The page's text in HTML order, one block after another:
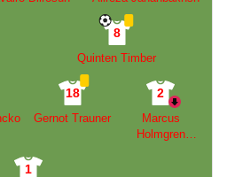
8
Quinten Timber
18
Gernot Trauner
2
Marcus
Holmgren
1